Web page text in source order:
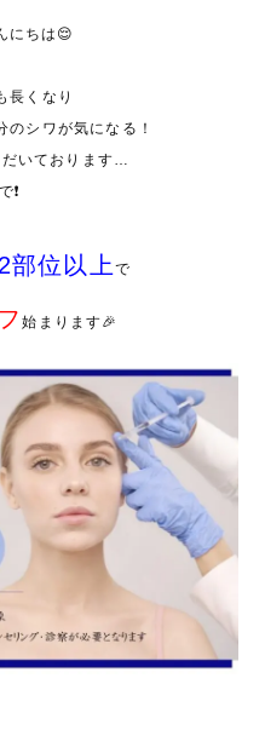
にちは😌
長くなり
のシワが気になる！
だいております…
❗️
2部位以上 で
始まります🎉